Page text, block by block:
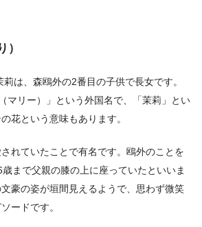
は、森鴎外の2番目の子供で長女です。
マリー）」という外国名で、「茉莉」とい
花という意味もあります。
れていたことで有名です。鴎外のことを
歳まで父親の膝の上に座っていたといいま
豪の姿が垣間見えるようで、思わず微笑
ードです。